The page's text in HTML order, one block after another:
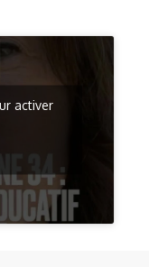
activer